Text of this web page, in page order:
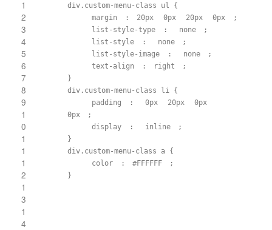
1
2
3
4
5
6
7
8
9
1
0
1
1
1
2
1
3
1
4
div.custom-menu-class ul {
margin
: 20px 0px 20px 0px
;
list-style-type
: none
;
list-style
: none
;
list-style-image
: none
;
text-align
: right
;
}
div.custom-menu-class li {
padding
: 0px 20px
0px
0px
;
display
: inline
;
}
div.custom-menu-class a {
color
: #FFFFFF
;
}